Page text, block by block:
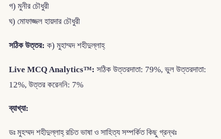
গ) মুনীর চৌধুরী
ঘ) মোফাজ্জল হায়দার চৌধুরী
সঠিক উত্তর: ক) মুহাম্মদ শহীদুল্লাহ্‌
Live MCQ Analytics™: সঠিক উত্তরদাতা: 79%, ভুল উত্তরদাতা:
12%, উত্তর করেননি: 7%
ব্যাখ্যা:
ডঃ মুহম্মদ শহীদুল্লাহ্ রচিত ভাষা ও সাহিত্য সম্পর্কিত কিছু গ্রন্থঃ